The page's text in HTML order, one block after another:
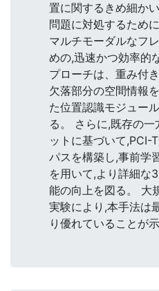
置に関するきめ細か
問題に対処するため
マルチモーダルなフ
めの,迅速かつ効率的
プローチは、重み付
欠落部分の空間情報
た位置認識モジュー
る。 さらに,既存の
ットに基づいて,PCI-
パスを構築し,事前学
を用いて,より詳細な
能の向上を図る。 大
実験により,本手法は
り優れていることが示